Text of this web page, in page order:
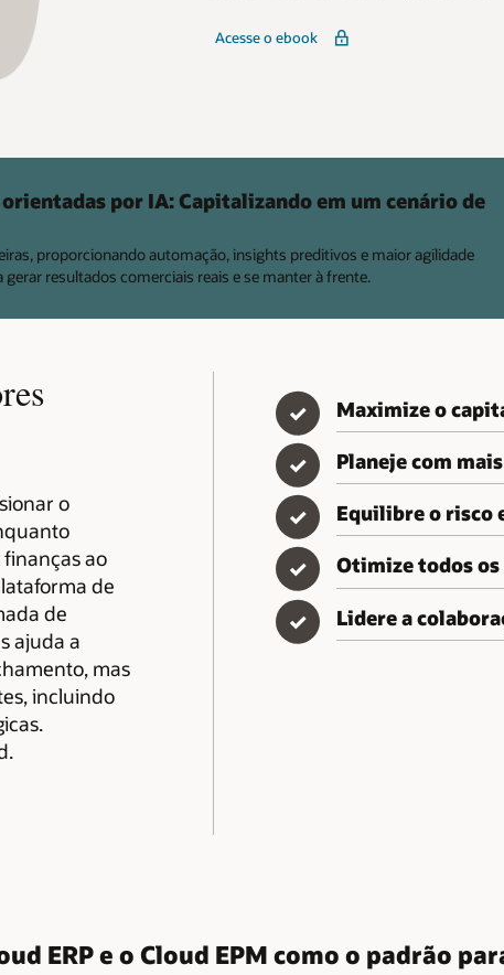
Acesse o ebook
por IA: Capitalizando em um cenário de
proporcionando automação, insights preditivos e maior agilidade
resultados comerciais reais e se manter à frente.
o
ao
de
de
ajuda a
mas
incluindo
✓ Maximize o
✓ Planeje com
✓ Equilibre o risco
✓ Otimize todos os
✓ Lidere a
ERP e o Cloud EPM como o padrão